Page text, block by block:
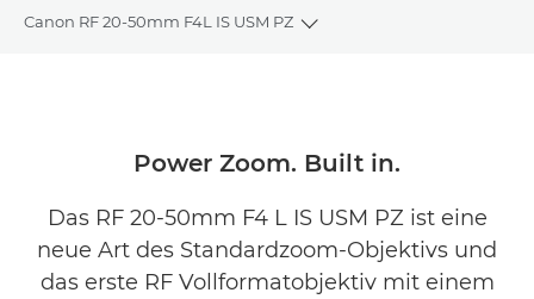
Canon RF 20-50mm F4L IS USM PZ
Toggle breadcrumbs
Produktbewertungen
Power Zoom. Built in.
Das RF 20-50mm F4 L IS USM PZ ist eine
neue Art des Standardzoom-Objektivs und
das erste RF Vollformatobjektiv mit einem